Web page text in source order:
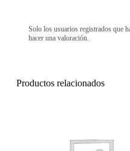
Solo los usuarios registrados que
hacer una valoración.
Productos relacionados